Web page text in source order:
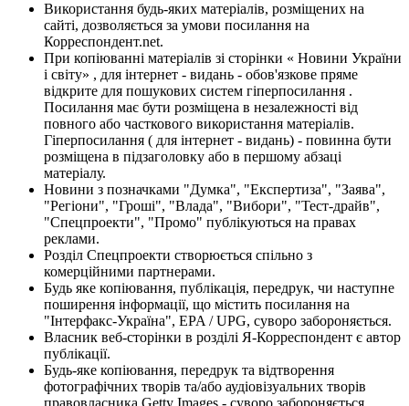
Використання будь-яких матеріалів, розміщених на
сайті, дозволяється за умови посилання на
Корреспондент.net.
При копіюванні матеріалів зі сторінки « Новини України
і світу» , для інтернет - видань - обов'язкове пряме
відкрите для пошукових систем гіперпосилання .
Посилання має бути розміщена в незалежності від
повного або часткового використання матеріалів.
Гіперпосилання ( для інтернет - видань) - повинна бути
розміщена в підзаголовку або в першому абзаці
матеріалу.
Новини з позначками "Думка", "Експертиза", "Заява",
"Регіони", "Гроші", "Влада", "Вибори", "Тест-драйв",
"Спецпроекти", "Промо" публікуються на правах
реклами.
Розділ Спецпроекти створюється спільно з
комерційними партнерами.
Будь яке копіювання, публікація, передрук, чи наступне
поширення інформації, що містить посилання на
"Інтерфакс-Україна", EPA / UPG, суворо забороняється.
Власник веб-сторінки в розділі Я-Корреспондент є автор
публікації.
Будь-яке копіювання, передрук та відтворення
фотографічних творів та/або аудіовізуальних творів
правовласника Getty Images - суворо забороняється.